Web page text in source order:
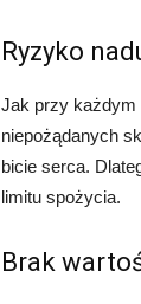
Ryzyko
Jak przy każdym
niepożądanych
bicie serca.
limitu spożycia.
Brak